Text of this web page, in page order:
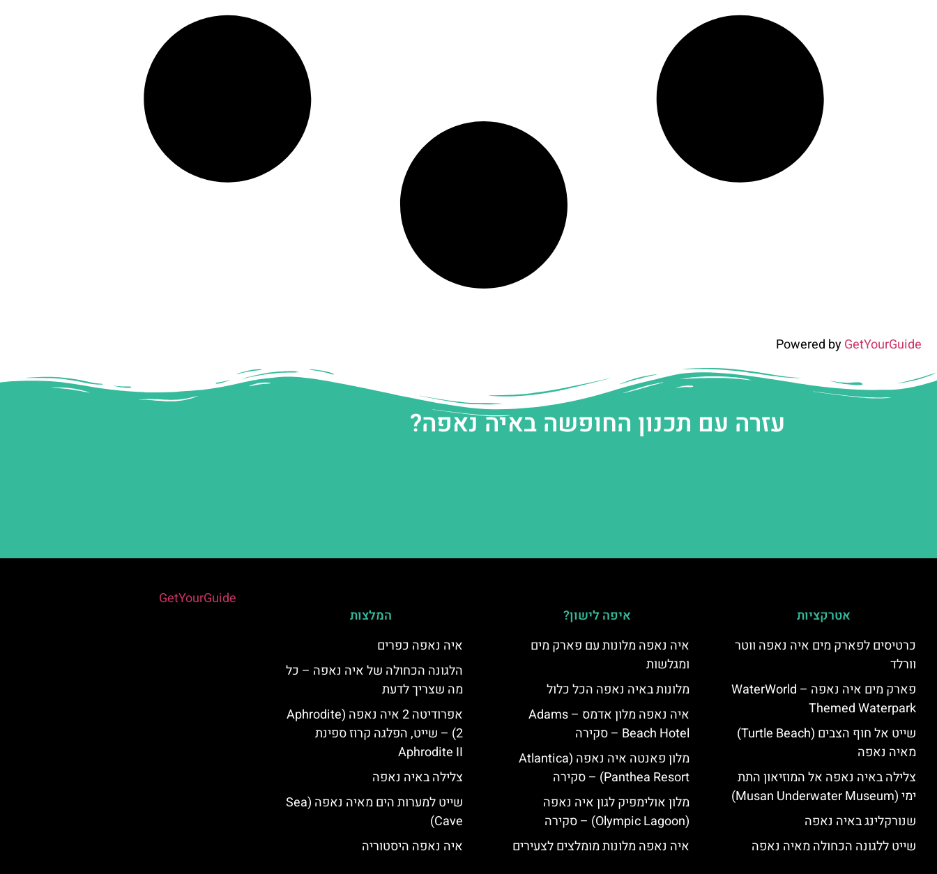
Powered byGetYourGuide
עזרה עם תכנון החופשה באיה נאפה?
אטרקציות
כרטיסים לפארק מים איה נאפה ווטר
וורלד
פארק מים איה נאפה – ‪‪WaterWorld
Themed Waterpark‬‬
שייט אל חוף הצבים (Turtle Beach)
מאיה נאפה
צלילה באיה נאפה אל המוזיאון התת
ימי (Musan Underwater Museum)
שנורקלינג באיה נאפה
שייט ללגונה הכחולה מאיה נאפה
איפה לישון?
איה נאפה מלונות עם פארק מים
ומגלשות
מלונות באיה נאפה הכל כלול
איה נאפה מלון אדמס – Adams
Beach Hotel – סקירה
מלון פאנטה איה נאפה (Atlantica
Panthea Resort) – סקירה
מלון אולימפיק לגון איה נאפה
(Olympic Lagoon) – סקירה
איה נאפה מלונות מומלצים לצעירים
המלצות
איה נאפה כפרים
הלגונה הכחולה של איה נאפה – כל
מה שצריך לדעת
אפרודיטה 2 איה נאפה (Aphrodite
2) – שייט, הפלגה קרוז ספינת
Aphrodite II
צלילה באיה נאפה
שייט למערות הים מאיה נאפה (Sea
Cave)
איה נאפה היסטוריה
GetYourGuide